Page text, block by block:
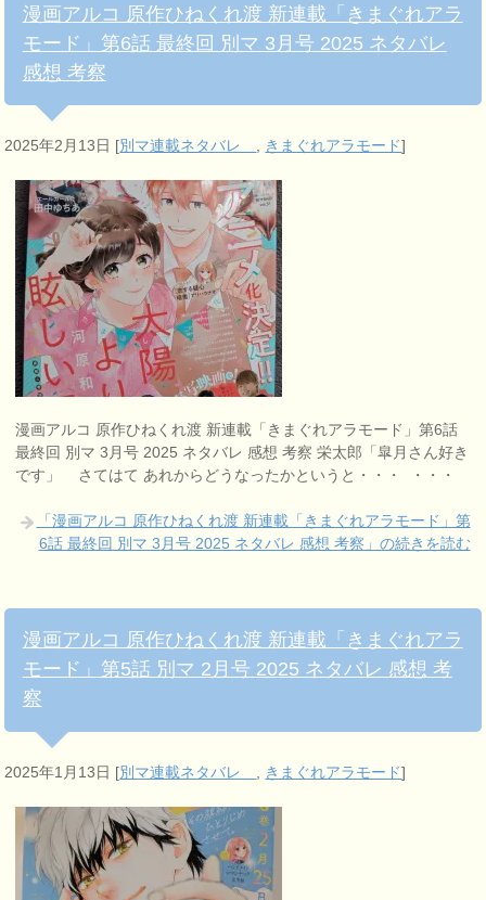
漫画アルコ 原作ひねくれ渡 新連載「きまぐれアラ
モード」第6話 最終回 別マ 3月号 2025 ネタバレ
感想 考察
2025年2月13日 [別マ連載ネタバレ , きまぐれアラモード]
漫画アルコ 原作ひねくれ渡 新連載「きまぐれアラモード」第6話
最終回 別マ 3月号 2025 ネタバレ 感想 考察 栄太郎「皐月さん好き
です」 さてはて あれからどうなったかというと・・・ ・・・
「漫画アルコ 原作ひねくれ渡 新連載「きまぐれアラモード」第
6話 最終回 別マ 3月号 2025 ネタバレ 感想 考察」の続きを読む
漫画アルコ 原作ひねくれ渡 新連載「きまぐれアラ
モード」第5話 別マ 2月号 2025 ネタバレ 感想 考
察
2025年1月13日 [別マ連載ネタバレ きまぐれアラモード]